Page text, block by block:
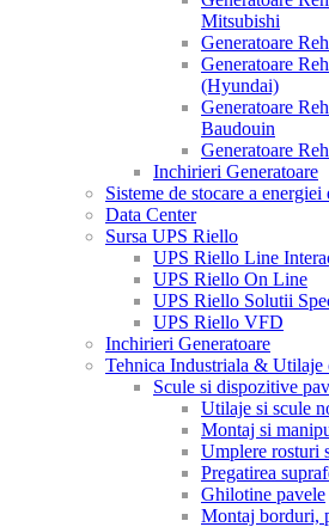
Mitsubishi
Generatoare
Generatoare
(Hyundai)
Generatoare
Baudouin
Generatoare
Inchirieri Generatoare
Sisteme de stocare a energiei
Data Center
Sursa UPS Riello
UPS Riello Line
UPS Riello On Line
UPS Riello Solutii
UPS Riello VFD
Inchirieri Generatoare
Tehnica Industriala & Utilaje
Scule si dispozitive
Utilaje si scule
Montaj si
Umplere rosturi
Pregatirea
Ghilotine pavele
Montaj borduri,